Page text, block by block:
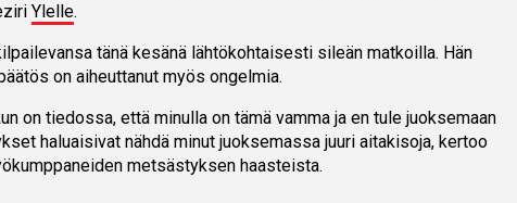
Ylelle.
tänä kesänä lähtökohtaisesti sileän matkoilla. Hän
on aiheuttanut myös ongelmia.
on tiedossa, että minulla on tämä vamma ja en tule juoksemaan
haluaisivat nähdä minut juoksemassa juuri aitakisoja, kertoo
metsästyksen haasteista.